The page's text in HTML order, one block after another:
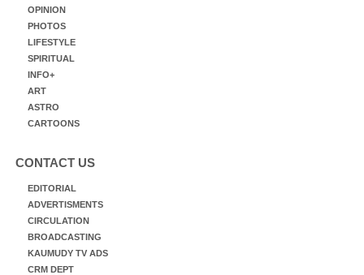
OPINION
PHOTOS
LIFESTYLE
SPIRITUAL
INFO+
ART
ASTRO
CARTOONS
CONTACT US
EDITORIAL
ADVERTISMENTS
CIRCULATION
BROADCASTING
KAUMUDY TV ADS
CRM DEPT